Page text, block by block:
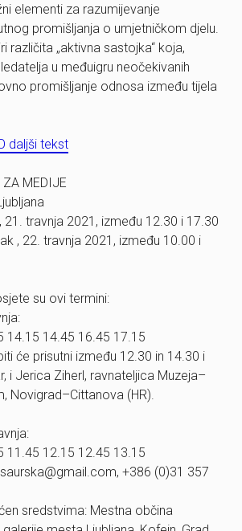
elementi za razumijevanje
promišljanja o umjetničkom djelu.
različita „aktivna sastojka“ koja,
u međuigru neočekivanih
promišljanje odnosa između tijela
daljši tekst
ZA MEDIJE
21. travnja 2021, između 12.30 i 17.30
, 22. travnja 2021, između 10.00 i
su ovi termini:
14.15 14.45 16.45 17.15
će prisutni između 12.30 in 14.30 i
i Jerica Ziherl, ravnateljica Muzeja–
Novigrad–Cittanova (HR).
11.45 12.15 12.45 13.15
+386 (0)31 357
sredstvima: Mestna občina